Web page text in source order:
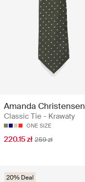
Amanda Christensen
Classic Tie - Krawaty
ONE SIZE
220.15 zł 259 zł
20% Deal